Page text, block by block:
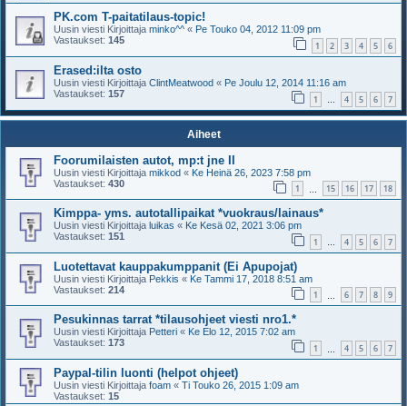
PK.com T-paitatilaus-topic!
Uusin viesti Kirjoittaja minko^^ « Pe Touko 04, 2012 11:09 pm
Vastaukset: 145 1 2 3 4 5 6
Erased:ilta osto
Uusin viesti Kirjoittaja ClintMeatwood « Pe Joulu 12, 2014 11:16 am
Vastaukset: 157 1 … 4 5 6 7
Aiheet
Foorumilaisten autot, mp:t jne II
Uusin viesti Kirjoittaja mikkod « Ke Heinä 26, 2023 7:58 pm
Vastaukset: 430 1 15 16 17 18
Kimppa- yms. autotallipaikat *vuokraus/lainaus*
Uusin viesti Kirjoittaja luikas « Ke Kesä 02, 2021 3:06 pm
Vastaukset: 151 1 … 4 5 6 7
Luotettavat kauppakumppanit (Ei Apupojat)
Uusin viesti Kirjoittaja Pekkis « Ke Tammi 17, 2018 8:51 am
Vastaukset: 214 1 6 7 8 9
Pesukinnas tarrat *tilausohjeet viesti nro1.*
Uusin viesti Kirjoittaja Petteri « Ke Elo 12, 2015 7:02 am
Vastaukset: 173 1 4 5 6 7
Paypal-tilin luonti (helpot ohjeet)
Uusin viesti Kirjoittaja foam « Ti Touko 26, 2015 1:09 am
Vastaukset: 15